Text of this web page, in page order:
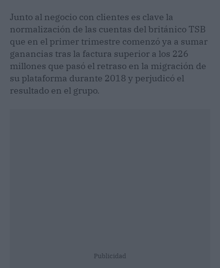
Junto al negocio con clientes es clave la
normalización de las cuentas del británico TSB
que en el primer trimestre comenzó ya a sumar
ganancias tras la factura superior a los 226
millones que pasó el retraso en la migración de
su plataforma durante 2018 y perjudicó el
resultado en el grupo.
Publicidad